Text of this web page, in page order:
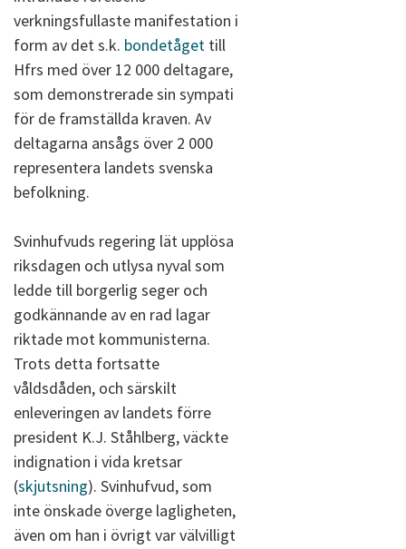
verkningsfullaste manifestation i
form av det s.k. bondetåget till
Hfrs med över 12 000 deltagare,
som demonstrerade sin sympati
för de framställda kraven. Av
deltagarna ansågs över 2 000
representera landets svenska
befolkning.
Svinhufvuds regering lät upplösa
riksdagen och utlysa nyval som
ledde till borgerlig seger och
godkännande av en rad lagar
riktade mot kommunisterna.
Trots detta fortsatte
våldsdåden, och särskilt
enleveringen av landets förre
president K.J. Ståhlberg, väckte
indignation i vida kretsar
(skjutsning). Svinhufvud, som
inte önskade överge lagligheten,
även om han i övrigt var välvilligt